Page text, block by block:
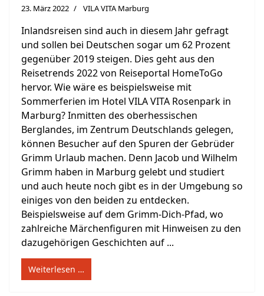
23. März 2022 VILA VITA Marburg
Inlandsreisen sind auch in diesem Jahr gefragt
und sollen bei Deutschen sogar um 62 Prozent
gegenüber 2019 steigen. Dies geht aus den
Reisetrends 2022 von Reiseportal HomeToGo
hervor. Wie wäre es beispielsweise mit
Sommerferien im Hotel VILA VITA Rosenpark in
Marburg? Inmitten des oberhessischen
Berglandes, im Zentrum Deutschlands gelegen,
können Besucher auf den Spuren der Gebrüder
Grimm Urlaub machen. Denn Jacob und Wilhelm
Grimm haben in Marburg gelebt und studiert
und auch heute noch gibt es in der Umgebung so
einiges von den beiden zu entdecken.
Beispielsweise auf dem Grimm-Dich-Pfad, wo
zahlreiche Märchenfiguren mit Hinweisen zu den
dazugehörigen Geschichten auf ...
Weiterlesen …